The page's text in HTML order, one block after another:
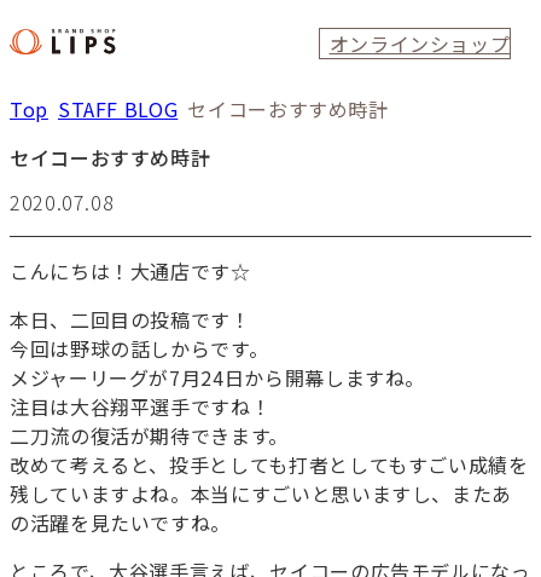
オンラインショップ
Top STAFF BLOG セイコーおすすめ時計
セイコーおすすめ時計
2020.07.08
こんにちは！大通店です☆
本日、二回目の投稿です！
今回は野球の話しからです。
メジャーリーグが7月24日から開幕しますね。
注目は大谷翔平選手ですね！
二刀流の復活が期待できます。
改めて考えると、投手としても打者としてもすごい成績を
残していますよね。本当にすごいと思いますし、またあ
の活躍を見たいですね。